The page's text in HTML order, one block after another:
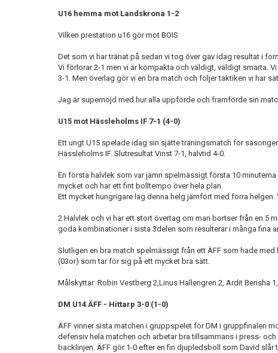
U16 hemma mot Landskrona 1-2
Vilken prestation u16 gör mot BOIS
Det som vi har tränat på sedan vi tog över gav idag resultat i
Vi förlorar 2-1 men vi är kompakta och väldigt, väldigt smarta. Vi
3-1. Men överlag gör vi en bra match och följer taktiken vi har
Jag är supernöjd med hur alla uppförde och framförde sin
U15 mot Hässleholms IF 7-1 (4-0)
Ett ungt U15 spelade idag sin sjätte träningsmatch för
Hässleholms IF. Slutresultat Vinst 7-1, halvtid 4-0.
En första halvlek som var jämn spelmässigt första 10
mycket och har ett fint bolltempo över hela plan.
Ett mycket hungrigare lag denna helg jämfört med förra
2 Halvlek och vi har ett stort övertag om man bortser från en 5
goda kombinationer i sista 3delen som resulterar i många fina
Slutligen en bra match spelmässigt från ett ÄFF som hade
(03or) som tar för sig på ett mycket bra sätt.
Målskyttar: Robin Vestberg 2,Linus Hallengren 2, Ardit Berisha
DM U14 ÄFF - Hittarp 3-0 (1-0)
ÄFF vinner sista matchen i gruppspelet för DM i gruppfinalen
defensiv hela matchen och arbetar bra tillsammans i press-
backlinjen. ÄFF gör 1-0 efter en fin djupledsboll som David slår